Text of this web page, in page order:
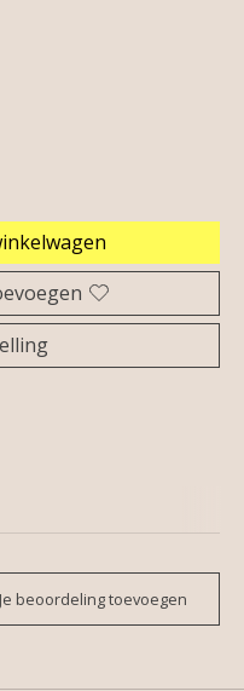
Je beoordeling toevoegen